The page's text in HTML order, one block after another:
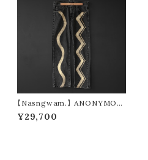
【Nasngwam.】 ANONYMOU
S PANTS (size S)
¥29,700